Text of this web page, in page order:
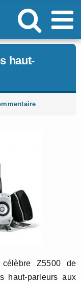
haut-
Z5500 de
haut-parleurs aux